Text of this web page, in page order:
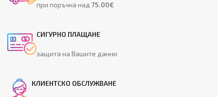
при поръчка над75.00€
СИГУРНО ПЛАЩАНЕ
защита на Вашите данни
КЛИЕНТСКО ОБСЛУЖВАНЕ